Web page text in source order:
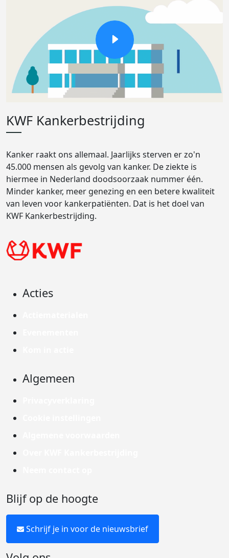
KWF Kankerbestrijding
Kanker raakt ons allemaal. Jaarlijks sterven er zo'n
45.000 mensen als gevolg van kanker. De ziekte is
hiermee in Nederland doodsoorzaak nummer één.
Minder kanker, meer genezing en een betere kwaliteit
van leven voor kankerpatiënten. Dat is het doel van
KWF Kankerbestrijding.
Acties
Algemeen
Blijf op de hoogte
Schrijf je in voor de nieuwsbrief